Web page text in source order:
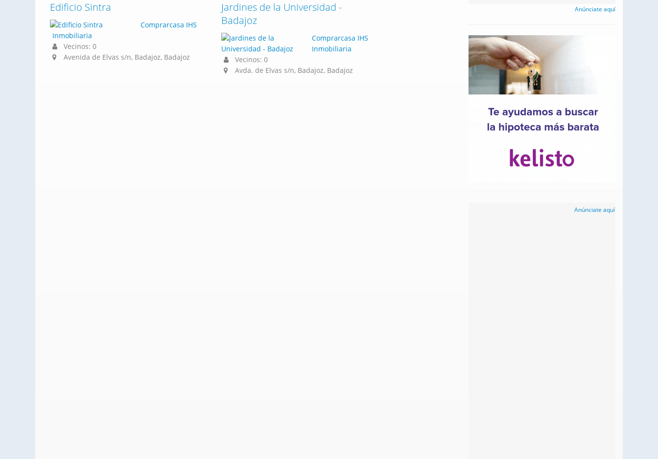
Edificio Sintra
Comprarcasa IHS
Inmobiliaria
Vecinos: 0
Avenida de Elvas s/n, Badajoz, Badajoz
Jardines de la Universidad -
Badajoz
Comprarcasa IHS
Inmobiliaria
Vecinos: 0
Avda. de Elvas s/n, Badajoz, Badajoz
Anúnciate aquí
Anúnciate aquí